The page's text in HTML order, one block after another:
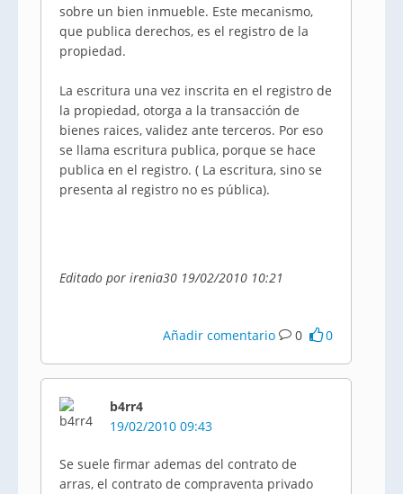
sobre un bien inmueble. Este mecanismo,
que publica derechos, es el registro de la
propiedad.
La escritura una vez inscrita en el registro de
la propiedad, otorga a la transacción de
bienes raices, validez ante terceros. Por eso
se llama escritura publica, porque se hace
publica en el registro. ( La escritura, sino se
presenta al registro no es pública).
Editado por irenia30 19/02/2010 10:21
Añadir comentario 0 0
b4rr4
19/02/2010 09:43
Se suele firmar ademas del contrato de
arras, el contrato de compraventa privado